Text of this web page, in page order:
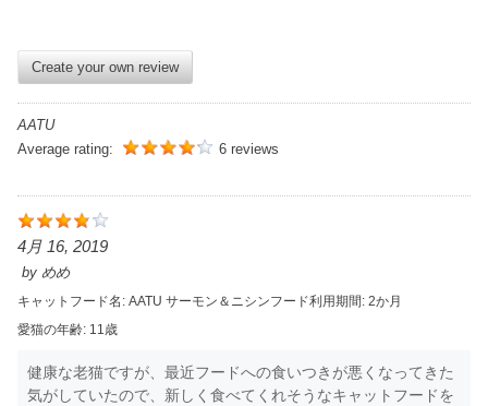
Create your own review
AATU
Average rating:
6 reviews
4月 16, 2019
by めめ
キャットフード名: AATU サーモン＆ニシンフード利用期間: 2か月
愛猫の年齢: 11歳
健康な老猫ですが、最近フードへの食いつきが悪くなってきた
気がしていたので、新しく食べてくれそうなキャットフードを